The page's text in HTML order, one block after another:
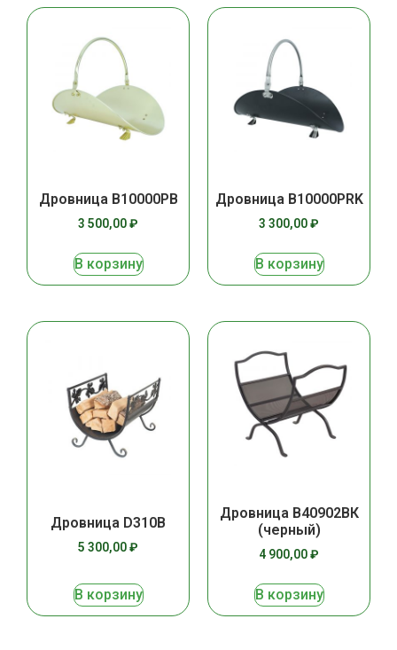
Дровница B10000PB
3 500,00₽
В корзину
Дровница B10000РRK
3 300,00₽
В корзину
Дровница D310B
5 300,00₽
В корзину
Дровница В40902ВК
(черный)
4 900,00₽
В корзину